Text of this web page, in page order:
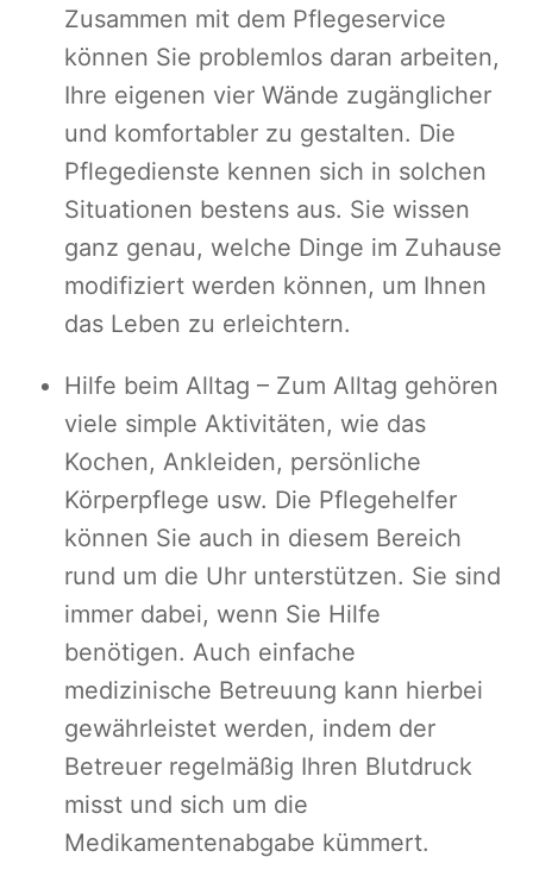
Zusammen mit dem Pflegeservice
können Sie problemlos daran arbeiten,
Ihre eigenen vier Wände zugänglicher
und komfortabler zu gestalten. Die
Pflegedienste kennen sich in solchen
Situationen bestens aus. Sie wissen
ganz genau, welche Dinge im Zuhause
modifiziert werden können, um Ihnen
das Leben zu erleichtern.
Hilfe beim Alltag – Zum Alltag gehören
viele simple Aktivitäten, wie das
Kochen, Ankleiden, persönliche
Körperpflege usw. Die Pflegehelfer
können Sie auch in diesem Bereich
rund um die Uhr unterstützen. Sie sind
immer dabei, wenn Sie Hilfe
benötigen. Auch einfache
medizinische Betreuung kann hierbei
gewährleistet werden, indem der
Betreuer regelmäßig Ihren Blutdruck
misst und sich um die
Medikamentenabgabe kümmert.